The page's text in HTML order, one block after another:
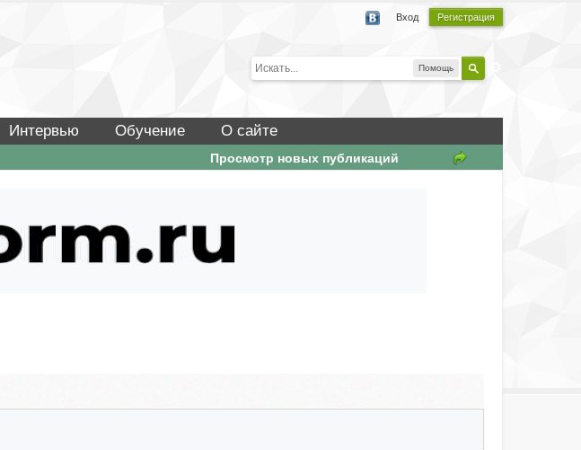
Вход Регистрация
Помощь
Интервью Обучение О сайте
Просмотр новых публикаций